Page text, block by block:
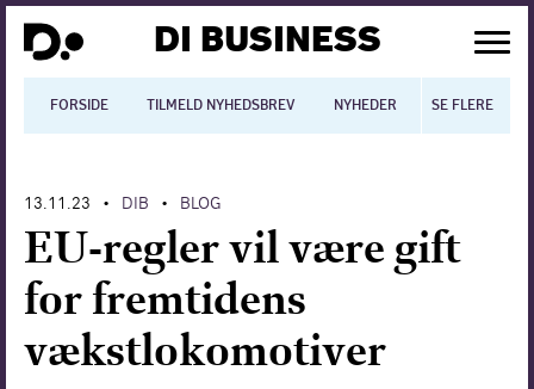
DI BUSINESS
FORSIDE TILMELD NYHEDSBREV NYHEDER BLOGS
SE FLERE
Digitalisering
International økonomi
Arbejdsmiljø
13.11.23 • DIB • BLOG
EU-regler vil være gift
for fremtidens
vækstlokomotiver